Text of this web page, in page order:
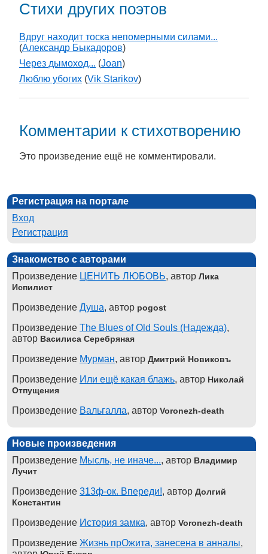
Стихи других поэтов
Вдруг находит тоска непомерными силами...
(Александр Быкадоров)
Через дымоход... (Joan)
Люблю убогих (Vik Starikov)
Комментарии к стихотворению
Это произведение ещё не комментировали.
Регистрация на портале
Вход
Регистрация
Знакомство с авторами
Произведение ЦЕНИТЬ ЛЮБОВЬ, автор Лика
Испилист
Произведение Душа, автор pogost
Произведение The Blues of Old Souls (Надежда),
автор Василиса Серебряная
Произведение Мурман, автор Дмитрий Новиковъ
Произведение Или ещё какая блажь, автор Николай
Отпущения
Произведение Вальгалла, автор Voronezh-death
Новые произведения
Произведение Мысль, не иначе..., автор Владимир
Лучит
Произведение 313ф-ок. Впереди!, автор Долгий
Константин
Произведение История замка, автор Voronezh-death
Произведение Жизнь прОжита, занесена в анналы,